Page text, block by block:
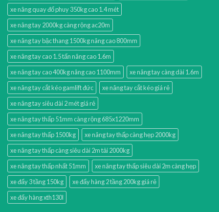
xe nâng quay đổ phuy 350kg cao 1.4 mét
xe nâng tay 2000kg càng rộng ac20m
xe nâng tay bậc thang 1500kg nâng cao 800mm
xe nâng tay cao 1.5 tấn nâng cao 1.6m
xe nâng tay cao 400kg nâng cao 1100mm
xe nâng tay càng dài 1.6m
xe nâng tay cắt kéo gamlift đức
xe nâng tay cắt kéo giá rẻ
xe nâng tay siêu dài 2 mét giá rẻ
xe nâng tay thấp 51mm càng rộng 685x1220mm
xe nâng tay thấp 1500kg
xe nâng tay thấp càng hẹp 2000kg
xe nâng tay thấp càng siêu dài 2m tải 2000kg
xe nâng tay thấp nhất 51mm
xe nâng tay thấp siêu dài 2m càng hẹp
xe đẩy 3 tầng 150kg
xe đẩy hàng 2 tầng 200kg giá rẻ
xe đẩy hàng xth130l